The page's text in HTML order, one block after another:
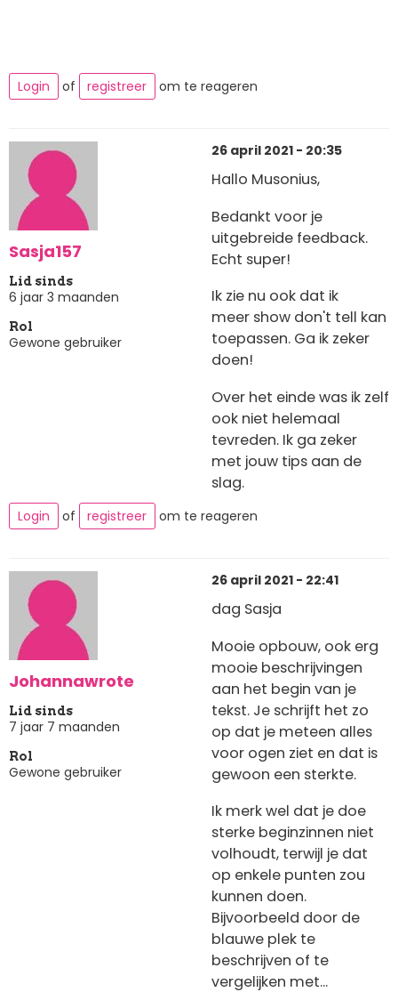
Login of registreer om te reageren
Sasja157
Lid sinds
6 jaar 3 maanden
Rol
Gewone gebruiker
26 april 2021 - 20:35
Hallo Musonius,
Bedankt voor je
uitgebreide feedback.
Echt super!
Ik zie nu ook dat ik
meer show don't tell kan
toepassen. Ga ik zeker
doen!
Over het einde was ik zelf
ook niet helemaal
tevreden. Ik ga zeker
met jouw tips aan de
slag.
Login of registreer om te reageren
Johannawrote
Lid sinds
7 jaar 7 maanden
Rol
Gewone gebruiker
26 april 2021 - 22:41
dag Sasja
Mooie opbouw, ook erg
mooie beschrijvingen
aan het begin van je
tekst. Je schrijft het zo
op dat je meteen alles
voor ogen ziet en dat is
gewoon een sterkte.
Ik merk wel dat je doe
sterke beginzinnen niet
volhoudt, terwijl je dat
op enkele punten zou
kunnen doen.
Bijvoorbeeld door de
blauwe plek te
beschrijven of te
vergelijken met...